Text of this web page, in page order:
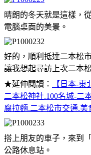
晴朗的冬天就是這樣，
電腦桌面的美景。
好的，順利抵達二本松
讓我想起尋訪上次二本
★延伸閱讀：
【日本-
二本松神社.100名城-二
腐拉麵.二本松市交通.美
搭上朋友的車子，來到
公路休息站。